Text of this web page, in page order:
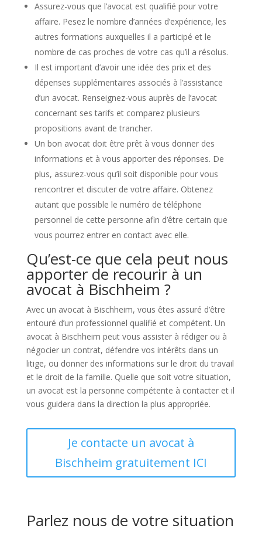
Assurez-vous que l’avocat est qualifié pour votre
affaire. Pesez le nombre d’années d’expérience, les
autres formations auxquelles il a participé et le
nombre de cas proches de votre cas qu’il a résolus.
Il est important d’avoir une idée des prix et des
dépenses supplémentaires associés à l’assistance
d’un avocat. Renseignez-vous auprès de l’avocat
concernant ses tarifs et comparez plusieurs
propositions avant de trancher.
Un bon avocat doit être prêt à vous donner des
informations et à vous apporter des réponses. De
plus, assurez-vous qu’il soit disponible pour vous
rencontrer et discuter de votre affaire. Obtenez
autant que possible le numéro de téléphone
personnel de cette personne afin d’être certain que
vous pourrez entrer en contact avec elle.
Qu’est-ce que cela peut nous
apporter de recourir à un
avocat à Bischheim ?
Avec un avocat à Bischheim, vous êtes assuré d’être
entouré d’un professionnel qualifié et compétent. Un
avocat à Bischheim peut vous assister à rédiger ou à
négocier un contrat, défendre vos intérêts dans un
litige, ou donner des informations sur le droit du travail
et le droit de la famille. Quelle que soit votre situation,
un avocat est la personne compétente à contacter et il
vous guidera dans la direction la plus appropriée.
Je contacte un avocat à
Bischheim gratuitement ICI
Parlez nous de votre situation